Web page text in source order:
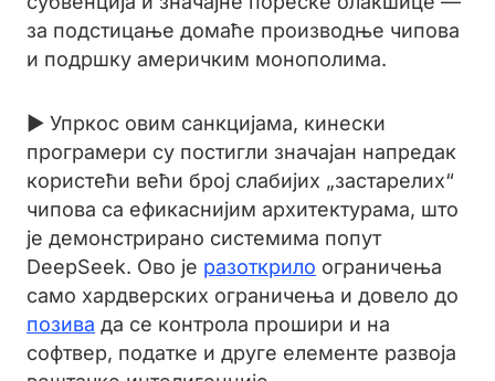
за подстицање домаће производње чипова
и подршку америчким монополима.
► Упркос овим санкцијама, кинески
програмери су постигли значајан напредак
користећи већи број слабијих „застарелих“
чипова са ефикаснијим архитектурама, што
је демонстрирано системима попут
DeepSeek. Ово је разоткрило ограничења
само хардверских ограничења и довело до
позива да се контрола прошири и на
софтвер, податке и друге елементе развоја